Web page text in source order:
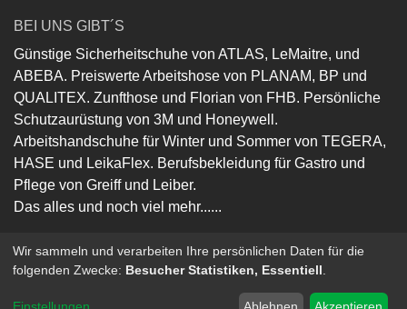
BEI UNS GIBT´S
Günstige Sicherheitschuhe von ATLAS, LeMaitre, und
ABEBA. Preiswerte Arbeitshose von PLANAM, BP und
QUALITEX. Zunfthose und Florian von FHB. Persönliche
Schutzaurüstung von 3M und Honeywell.
Arbeitshandschuhe für Winter und Sommer von TEGERA,
HASE und LeikaFlex. Berufsbekleidung für Gastro und
Pflege von Greiff und Leiber.
Das alles und noch viel mehr......
Copyright © Berufsbekleidung-Katzmann-GmbH
Open-Source eCommerce
Wir sammeln und verarbeiten Ihre persönlichen Daten für die
folgenden Zwecke: Besucher Statistiken, Essentiell